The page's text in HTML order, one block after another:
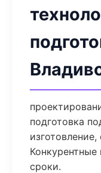
подготовка
сроки.